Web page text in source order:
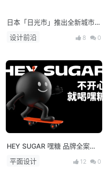
日本「日光市」推出全新城市品
牌形象
设计前沿 8 0
HEY SUGAR 嘿糖 品牌全案策
划设计丨ABD案例
平面设计 12 0